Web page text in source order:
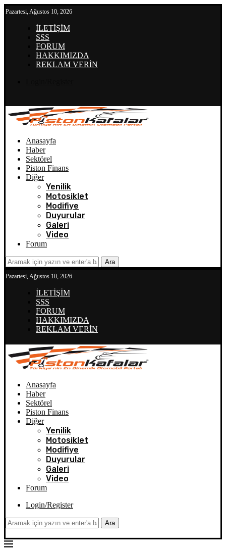
Pazartesi, Ağustos 10, 2026
İLETİŞİM
SSS
FORUM
HAKKIMIZDA
REKLAM VERİN
Anasayfa
Haber
Sektörel
Piston Finans
Diğer
Yenilik
Motosiklet
Modifiye
Duyurular
Galeri
Video
Forum
Ara
Pazartesi, Ağustos 10, 2026
İLETİŞİM
SSS
FORUM
HAKKIMIZDA
REKLAM VERİN
Anasayfa
Haber
Sektörel
Piston Finans
Diğer
Yenilik
Motosiklet
Modifiye
Duyurular
Galeri
Video
Forum
Login/Register
Ara